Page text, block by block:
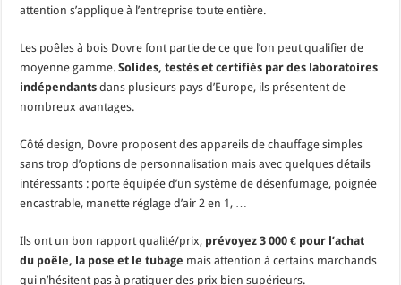
attention s’applique à l’entreprise toute entière.
Les poêles à bois Dovre font partie de ce que l’on peut qualifier de
moyenne gamme.Solides, testés et certifiés par des laboratoires
indépendants dans plusieurs pays d’Europe, ils présentent de
nombreux avantages.
Côté design, Dovre proposent des appareils de chauffage simples
sans trop d’options de personnalisation mais avec quelques détails
intéressants : porte équipée d’un système de désenfumage, poignée
encastrable, manette réglage d’air 2 en 1, …
Ils ont un bon rapport qualité/prix, prévoyez 3 000 € pour l’achat
du poêle, la pose et le tubage mais attention à certains marchands
qui n’hésitent pas à pratiquer des prix bien supérieurs.